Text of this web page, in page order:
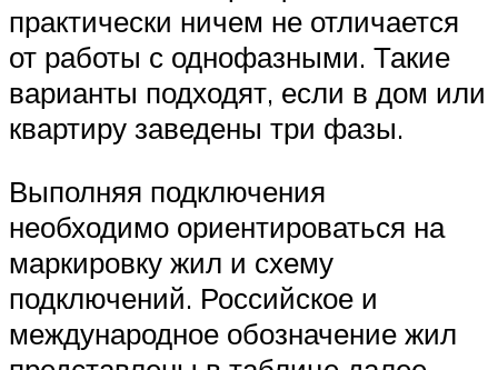
практически ничем не отличается
от работы с однофазными. Такие
варианты подходят, если в дом или
квартиру заведены три фазы.
Выполняя подключения
необходимо ориентироваться на
маркировку жил и схему
подключений. Российское и
международное обозначение жил